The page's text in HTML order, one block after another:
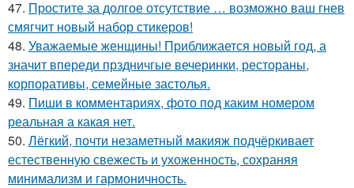
47. Простите за долгое отсутствие … возможно ваш гнев
смягчит новый набор стикеров!
48. Уважаемые женщины! Приближается новый год, а
значит впереди прздничгые вечеринки, рестораны,
корпоративы, семейные застолья.
49. Пиши в комментариях, фото под каким номером
реальная а какая нет.
50. Лёгкий, почти незаметный макияж подчёркивает
естественную свежесть и ухоженность, сохраняя
минимализм и гармоничность.